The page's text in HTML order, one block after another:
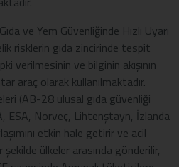
ve Yem Güvenliğinde Hızlı Uyarı
risklerin gıda zincirinde tespit
verilmesinin ve bilginin akışının
araç olarak kullanılmaktadır.
(AB-28 ulusal gıda güvenliği
ESA, Norveç, Lihtenştayn, İzlanda
etkin hale getirir ve acil
ülkeler arasında gönderilir,